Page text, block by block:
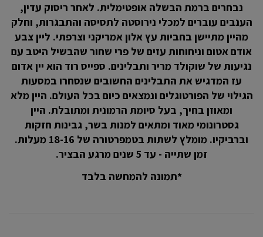
נבחרים ברמת הבשלה אופטימלית. לאחר ריסוק עדין,
הענבים עוברים למכלי נירוסטה לתסיסה והתבגרות, וחלק
מהיין מתיישן בחביות עץ אלון אמריקני וצרפתי. ליין צבע
אודם אטום וניחוחות עזים של פרי שחור שהבשיל היטב עם
נגיעות של שוקולד מריר ותבלינים. ספייס רוד הוא יין אדום
עז המדגיש את התבלינים החשובים שנסחרו במסעות
הגילוי של הפורטוגלים ונמצאים כיום בכל העולם. היין מלא
ומאוזן בחיך, בעל סיומת הרמונית ומתובלת. היין
גסטרונומי מאוד ומתאים למנות בשר, גבינות חזקות
וברביקיו. מומלץ לשתות בטמפרטורה של 18-16 מעלות.
זמן שתייה - עד 5 שנים מרגע הבציר.
*תמונה להמחשה בלבד